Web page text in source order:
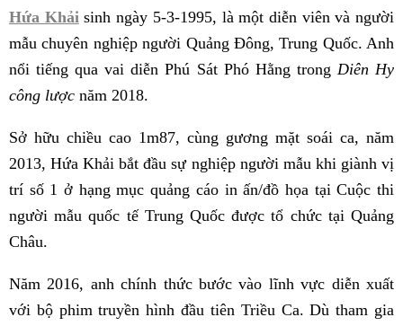
Hứa Khải sinh ngày 5-3-1995, là một diễn viên và người
mẫu chuyên nghiệp người Quảng Đông, Trung Quốc. Anh
nổi tiếng qua vai diễn Phú Sát Phó Hằng trong Diên Hy
công lược năm 2018.
Sở hữu chiều cao 1m87, cùng gương mặt soái ca, năm
2013, Hứa Khải bắt đầu sự nghiệp người mẫu khi giành vị
trí số 1 ở hạng mục quảng cáo in ấn/đồ họa tại Cuộc thi
người mẫu quốc tế Trung Quốc được tổ chức tại Quảng
Châu.
Năm 2016, anh chính thức bước vào lĩnh vực diễn xuất
với bộ phim truyền hình đầu tiên Triều Ca. Dù tham gia